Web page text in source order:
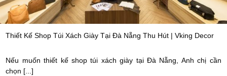
Thiết Kế Shop Túi Xách Giày Tại Đà Nẵng Thu Hút | Vking Decor
Nếu muốn thiết kế shop túi xách giày tại Đà Nẵng, Anh chị cần
chọn [...]